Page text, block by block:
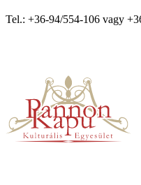
Tel.: +36-94/554-106 vagy